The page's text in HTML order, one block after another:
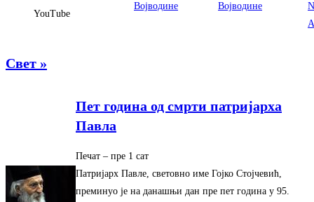
YouTube
Војводине
Војводине
Свет »
Пет година од смрти патриjарха
Павла
Печат – ‎пре 1 сат‎
Патриjарх Павле, световно име Гоjко Стоjчевић,
преминуо jе на данашњи дан пре пет година у 95.